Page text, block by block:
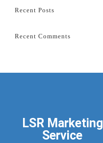
Recent Posts
Recent Comments
LSR Marketing
Service